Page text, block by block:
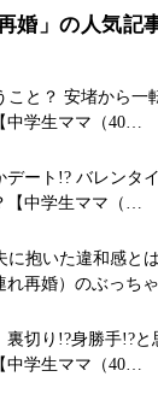
婚」の人気記
こと？ 安堵から一
中学生ママ（40…
デート!? バレンタ
【中学生ママ（…
に抱いた違和感と
れ再婚）のぶっち
裏切り!?身勝手!?
学生ママ（40…